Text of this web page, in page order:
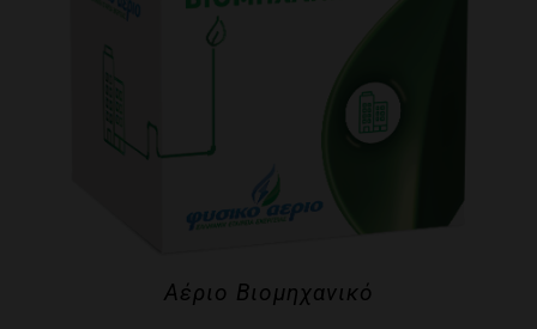
Αέριο Βιομηχανικό